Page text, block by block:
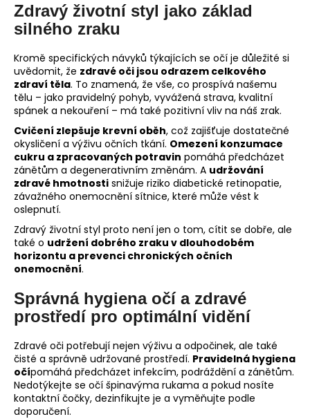
Zdravý životní styl jako základ
silného zraku
Kromě specifických návyků týkajících se očí je důležité si
uvědomit, že zdravé oči jsou odrazem celkového
zdraví těla. To znamená, že vše, co prospívá našemu
tělu – jako pravidelný pohyb, vyvážená strava, kvalitní
spánek a nekouření – má také pozitivní vliv na náš zrak.
Cvičení zlepšuje krevní oběh, což zajišťuje dostatečné
okysličení a výživu očních tkání. Omezení konzumace
cukru a zpracovaných potravin pomáhá předcházet
zánětům a degenerativním změnám. A udržování
zdravé hmotnosti snižuje riziko diabetické retinopatie,
závažného onemocnění sítnice, které může vést k
oslepnutí.
Zdravý životní styl proto není jen o tom, cítit se dobře, ale
také o udržení dobrého zraku v dlouhodobém
horizontu a prevenci chronických očních
onemocnění.
Správná hygiena očí a zdravé
prostředí pro optimální vidění
Zdravé oči potřebují nejen výživu a odpočinek, ale také
čisté a správně udržované prostředí. Pravidelná hygiena
očípomáhá předcházet infekcím, podráždění a zánětům.
Nedotýkejte se očí špinavýma rukama a pokud nosíte
kontaktní čočky, dezinfikujte je a vyměňujte podle
doporučení.